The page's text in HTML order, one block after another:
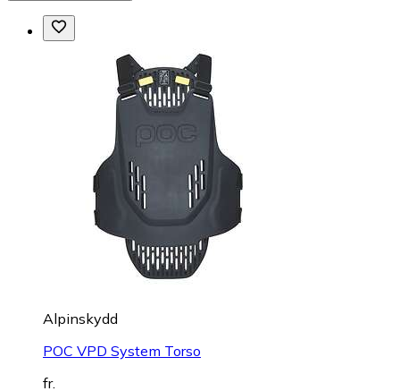
Alpinskydd
POC VPD System Torso
fr.